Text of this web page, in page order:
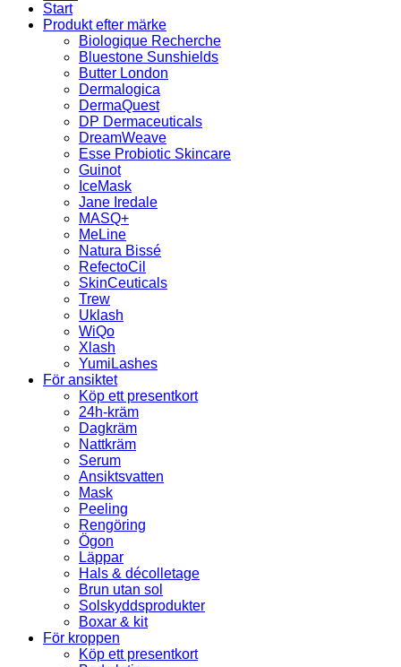
Start
Produkt efter märke
Biologique Recherche
Bluestone Sunshields
Butter London
Dermalogica
DermaQuest
DP Dermaceuticals
DreamWeave
Esse Probiotic Skincare
Guinot
IceMask
Jane Iredale
MASQ+
MeLine
Natura Bissé
RefectoCil
SkinCeuticals
Trew
Uklash
WiQo
Xlash
YumiLashes
För ansiktet
Köp ett presentkort
24h-kräm
Dagkräm
Nattkräm
Serum
Ansiktsvatten
Mask
Peeling
Rengöring
Ögon
Läppar
Hals & décolletage
Brun utan sol
Solskyddsprodukter
Boxar & kit
För kroppen
Köp ett presentkort